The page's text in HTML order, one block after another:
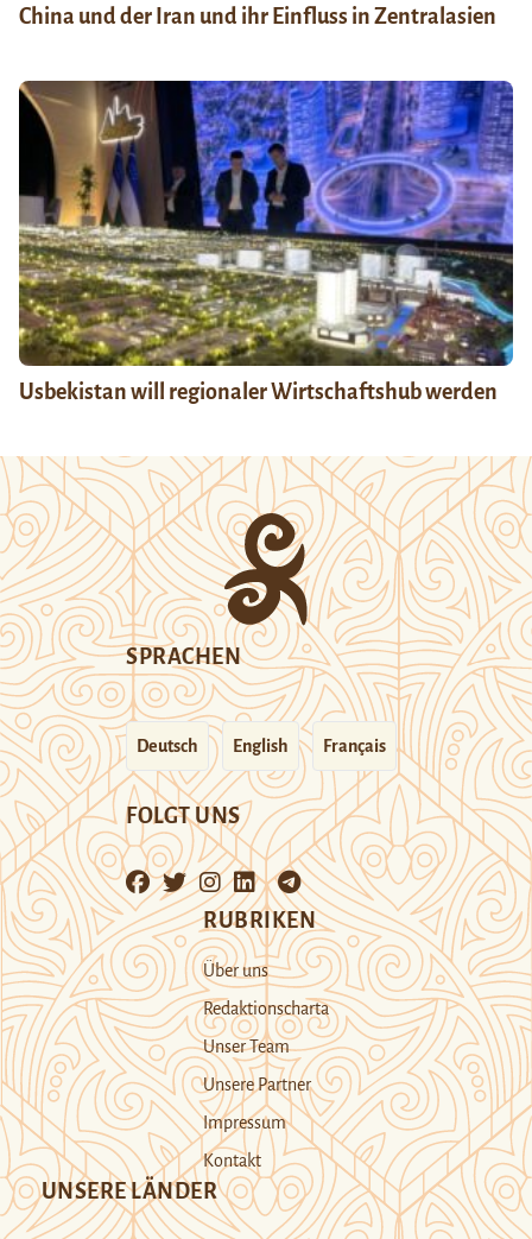
China und der Iran und ihr Einfluss in Zentralasien
Usbekistan will regionaler Wirtschaftshub werden
SPRACHEN
Deutsch English Français
FOLGT UNS
RUBRIKEN
Über uns
Redaktionscharta
Unser Team
Unsere Partner
Impressum
Kontakt
UNSERE LÄNDER